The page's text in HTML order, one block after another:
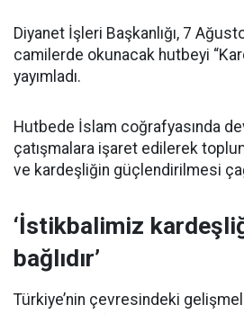
Diyanet İşleri Başkanlığı, 7
camilerde okunacak hutbeyi
yayımladı.
Hutbede İslam coğrafyasında
çatışmalara işaret edilerek
ve kardeşliğin güçlendirilmesi
‘İstikbalimiz
bağlıdır’
Türkiye’nin çevresindeki